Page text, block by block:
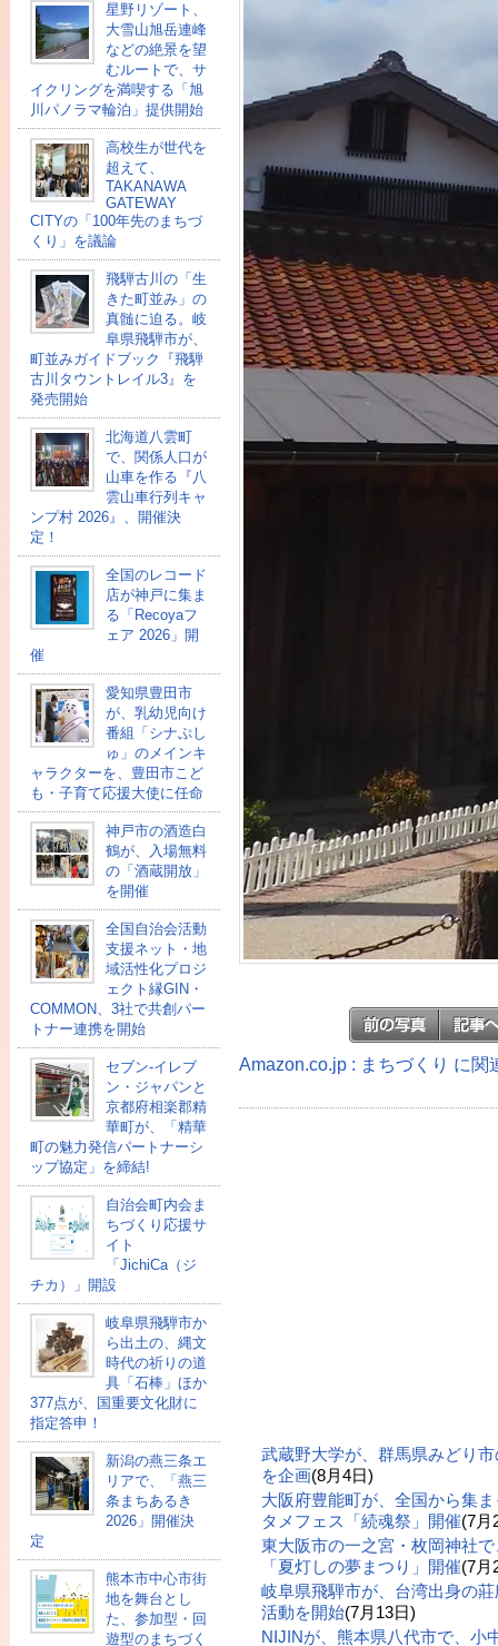
星野リゾート、
大雪山旭岳連峰
などの絶景を望
むルートで、サ
イクリングを満喫する「旭
川パノラマ輪泊」提供開始
高校⽣が世代を
超えて、
TAKANAWA
GATEWAY
CITYの「100年先のまちづ
くり」を議論
飛騨古川の「生
きた町並み」の
真髄に迫る。岐
阜県飛騨市が、
町並みガイドブック『飛騨
古川タウントレイル3』を
発売開始
北海道八雲町
で、関係人口が
山車を作る『八
雲山車行列キャ
ンプ村 2026』、開催決
定！
全国のレコード
店が神戸に集ま
る「Recoyaフ
ェア 2026」開
催
愛知県豊田市
が、乳幼児向け
番組「シナぷし
ゅ」のメインキ
ャラクターを、豊田市こど
も・子育て応援大使に任命
神戸市の酒造白
鶴が、入場無料
の「酒蔵開放」
を開催
全国自治会活動
支援ネット・地
域活性化プロジ
ェクト縁GIN・
COMMON、3社で共創パー
トナー連携を開始
セブン‐イレブ
ン・ジャパンと
京都府相楽郡精
華町が、「精華
町の魅力発信パートナーシ
ップ協定」を締結!
自治会町内会ま
ちづくり応援サ
イト
「JichiCa（ジ
チカ）」開設
岐阜県飛騨市か
ら出土の、縄文
時代の祈りの道
具「石棒」ほか
377点が、国重要文化財に
指定答申！
新潟の燕三条エ
リアで、「燕三
条まちあるき
2026」開催決
定
熊本市中心市街
地を舞台とし
た、参加型・回
遊型のまちづく
Amazon.co.jp : まちづくり に関
武蔵野大学が、群馬県みどり
を企画(8月4日)
大阪府豊能町が、全国から集
タメフェス「続魂祭」開催(7月
東大阪市の一之宮・枚岡神社
「夏灯しの夢まつり」開催(7月
岐阜県飛騨市が、台湾出身の
活動を開始(7月13日)
NIJINが、熊本県八代市で、小